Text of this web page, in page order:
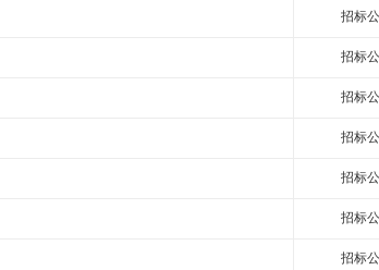
招标
招标
招标
招标
招标
招标
招标